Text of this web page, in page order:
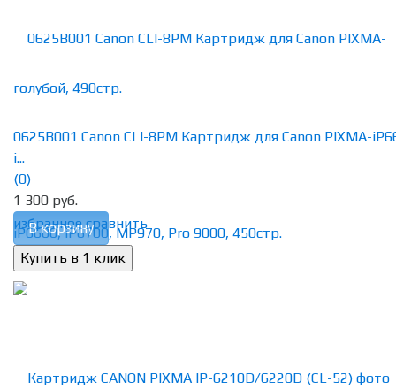
избранное сравнить
0625B001 Canon CLI-8PM Картридж для Canon PIXMA-
i...
(0)
1 300 руб.
В корзину